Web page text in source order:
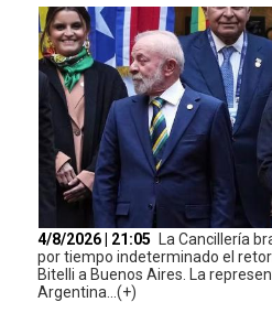
4/8/2026 | 21:05
La Cancillería
por tiempo indeterminado el
Bitelli a Buenos Aires. La
Argentina...(+)